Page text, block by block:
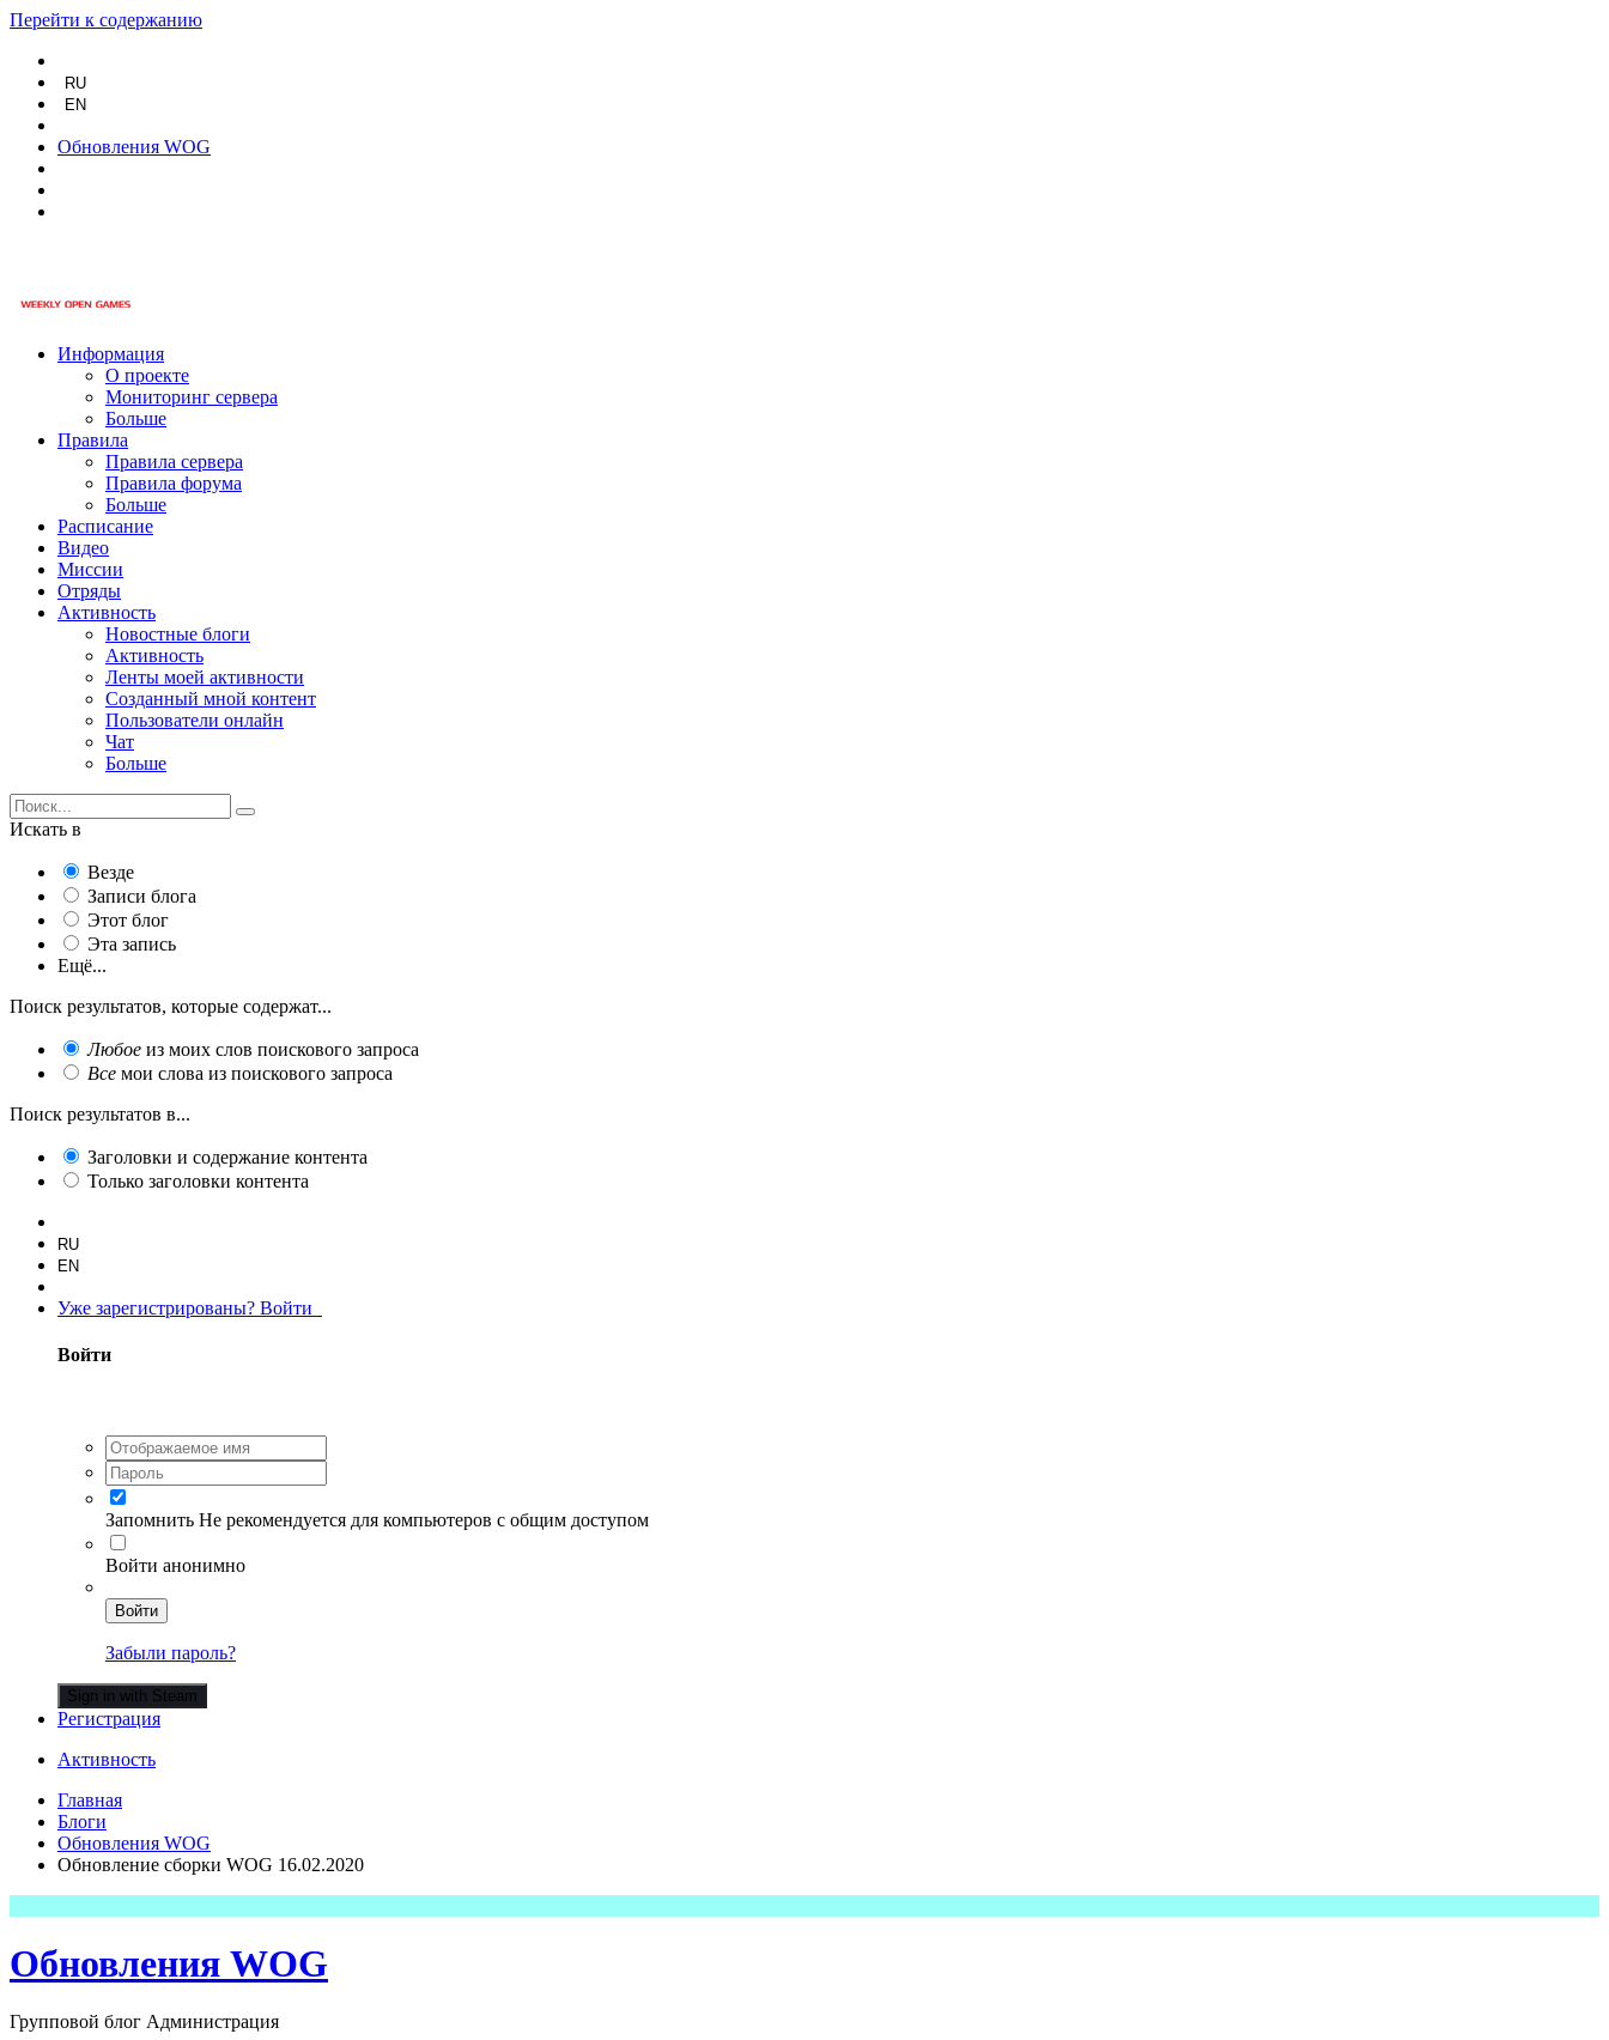
Перейти к содержанию
RU
EN
Обновления WOG
Информация
О проекте
Мониторинг сервера
Больше
Правила
Правила сервера
Правила форума
Больше
Расписание
Видео
Миссии
Отряды
Активность
Новостные блоги
Активность
Ленты моей активности
Созданный мной контент
Пользователи онлайн
Чат
Больше
Искать в
Везде
Записи блога
Этот блог
Эта запись
Ещё...
Поиск результатов, которые содержат...
Любое из моих слов поискового запроса
Все мои слова из поискового запроса
Поиск результатов в...
Заголовки и содержание контента
Только заголовки контента
RU
EN
Уже зарегистрированы? Войти
Войти
Запомнить Не рекомендуется для компьютеров с общим доступом
Войти анонимно
Войти
Забыли пароль?
Sign in with Steam
Регистрация
Активность
Главная
Блоги
Обновления WOG
Обновление сборки WOG 16.02.2020
Обновления WOG
Групповой блог Администрация